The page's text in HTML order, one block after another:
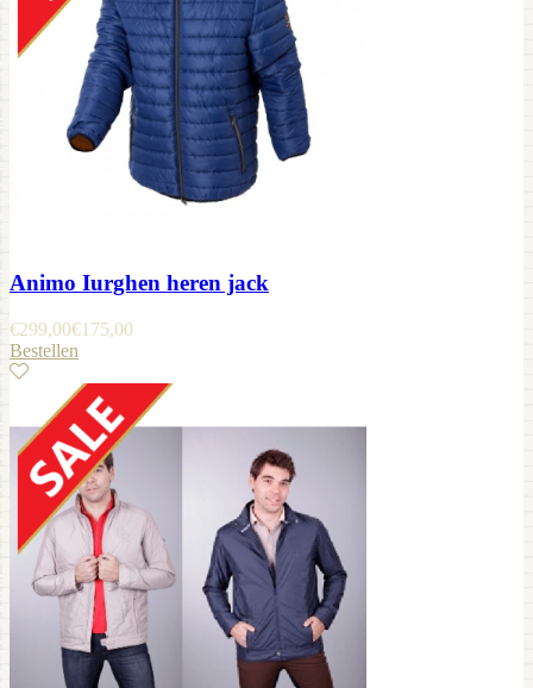
Animo Iurghen heren jack
€299,00€175,00
Bestellen